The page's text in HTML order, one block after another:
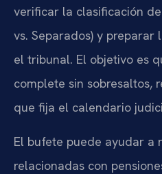
verificar la clasificación
vs. Separados) y
el tribunal. El objetivo es
complete sin sobresaltos,
que fija el calendario
El bufete puede ayudar a
relacionadas con